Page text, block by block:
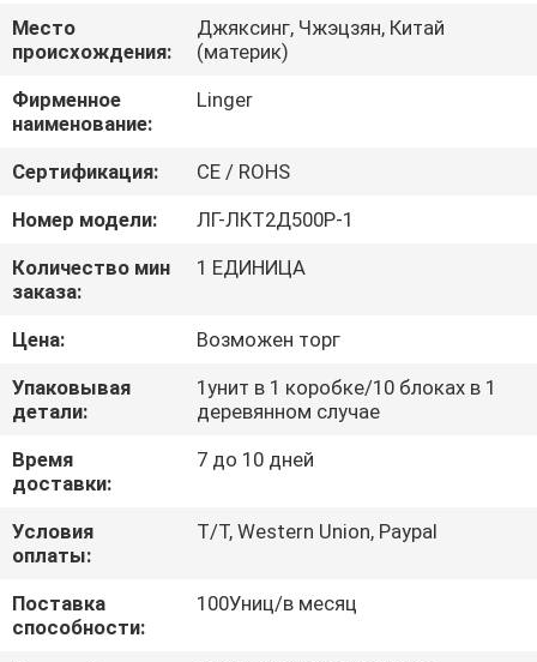
ПУТЕШЕСТВИЕ
ФАБРИКИ
ПРОВЕРКА
КАЧЕСТВА
СВЯЖИТЕСЬ
МЫ
НОВОСТИ
СПРОСИТЕ
ЦИТАТУ
КАРТА
САЙТА
Место
происхождения:
Джяксинг, Чжэцзян, Китай
(материк)
Фирменное
наименование:
Linger
Сертификация:
CE / ROHS
Номер модели:
ЛГ-ЛКТ2Д500Р-1
Количество мин
заказа:
1 ЕДИНИЦА
Цена:
Возможен торг
Упаковывая
детали:
1унит в 1 коробке/10 блоках в 1
деревянном случае
Время
доставки:
7 до 10 дней
Условия
оплаты:
T/T, Western Union, Paypal
Поставка
способности:
100Униц/в месяц